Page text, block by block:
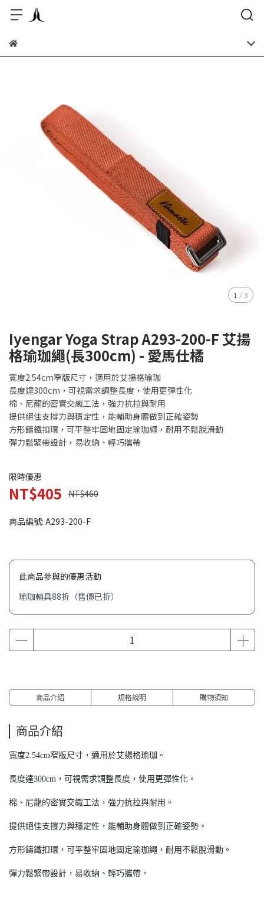
1 /3
Iyengar Yoga Strap A293-200-F 艾揚
格瑜珈繩(長300cm) - 愛馬仕橘
寬度2.54cm窄版尺寸，適用於艾揚格瑜珈
長度達300cm，可視需求調整長度，使用更彈性化
棉、尼龍的密實交織工法，強力抗拉與耐用
提供絕佳支撐力與穩定性，能輔助身體做到正確姿勢
方形鑄鐵扣環，可平整牢固地固定瑜珈繩，耐用不鬆脫滑動
彈力鬆緊帶設計，易收納、輕巧攜帶
限時優惠
NT$405 NT$460
商品編號: A293-200-F
此商品參與的優惠活動
瑜珈輔具88折（售價已折）
商品介紹 規格說明 購物須知
商品介紹
寬度2.54cm窄版尺寸，適用於艾揚格瑜珈。
長度達300cm，可視需求調整長度，使用更彈性化。
棉、尼龍的密實交織工法，強力抗拉與耐用。
提供絕佳支撐力與穩定性，能輔助身體做到正確姿勢。
方形鑄鐵扣環，可平整牢固地固定瑜珈繩，耐用不鬆脫滑動。
彈力鬆緊帶設計，易收納、輕巧攜帶。